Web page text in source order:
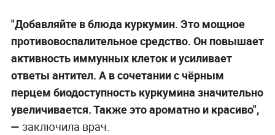
"Добавляйте в блюда куркумин. Это мощное
противовоспалительное средство. Он повышает
активность иммунных клеток и усиливает
ответы антител. А в сочетании с чёрным
перцем биодоступность куркумина значительно
увеличивается. Также это ароматно и красиво",
— заключила врач.